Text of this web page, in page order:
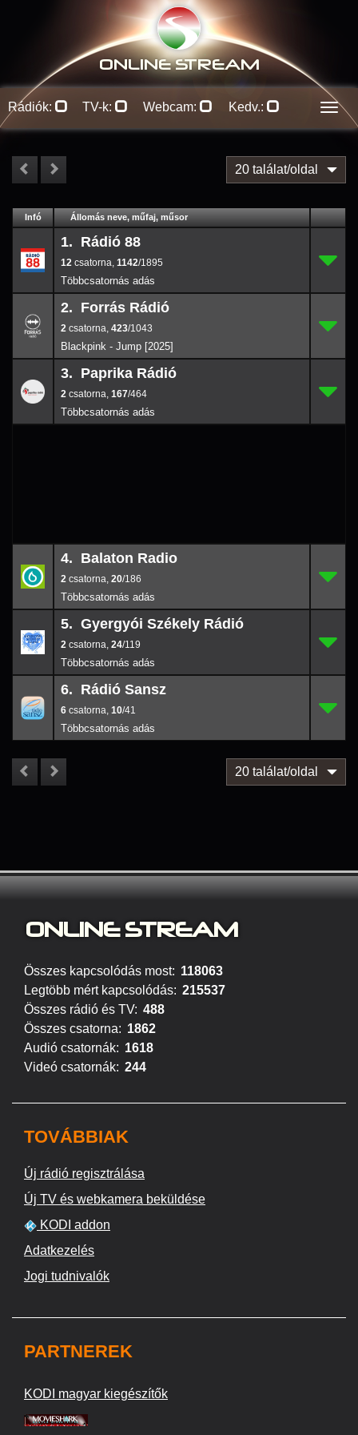
ONLINE STREAM
Rádiók: TV-k: Webcam: Kedv.:
20 találat/oldal
Infó Lejátszás
Állomás neve, műfaj, műsor
1.
1. Rádió 88
12 , 1142/1895
12
1142/1895
2.
2. Forrás Rádió
2 , 423/1043
Blackpink - Jump [2025]
423/ 1043
3.
3. Paprika Rádió
2 , 167/464 167/ 464
4.
4. Balaton Radio
2 , 20/186 20/186
5.
5. Gyergyói Székely Rádió
2 , 24/119 24/119
6.
6. Rádió Sansz
6 , 10/41 10/41
20 találat/oldal
ONLINE STREAM
Összes kapcsolódás most: 118063
Legtöbb mért kapcsolódás: 215537
Összes rádió és TV: 488
Összes csatorna: 1862
Audió csatornák: 1618
Videó csatornák: 244
TOVÁBBIAK
Új rádió regisztrálása
Új TV és webkamera beküldése
KODI addon
Adatkezelés
Jogi tudnivalók
PARTNEREK
KODI magyar kiegészítők